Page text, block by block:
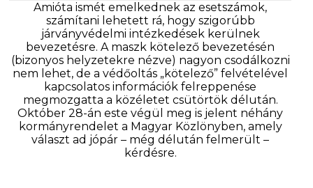
Amióta ismét emelkednek az esetszámok,
számítani lehetett rá, hogy szigorúbb
járványvédelmi intézkedések kerülnek
bevezetésre. A maszk kötelező bevezetésén
(bizonyos helyzetekre nézve) nagyon csodálkozni
nem lehet, de a védőoltás „kötelező” felvételével
kapcsolatos információk felreppenése
megmozgatta a közéletet csütörtök délután.
Október 28-án este végül meg is jelent néhány
kormányrendelet a Magyar Közlönyben, amely
választ ad jópár – még délután felmerült –
kérdésre.